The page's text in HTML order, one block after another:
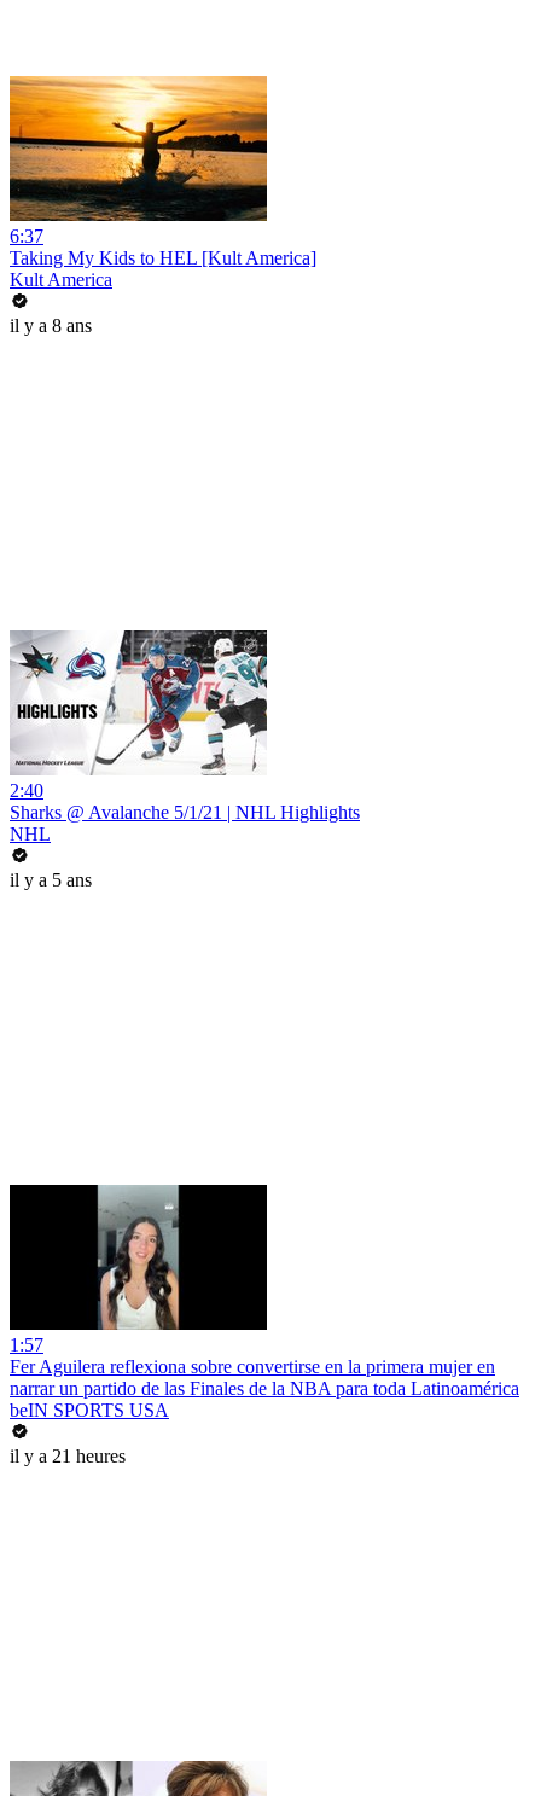
6:37
Taking My Kids to HEL [Kult America]
Kult America
il y a 8 ans
2:40
Sharks @ Avalanche 5/1/21 | NHL Highlights
NHL
il y a 5 ans
1:57
Fer Aguilera reflexiona sobre convertirse en la primera mujer en
narrar un partido de las Finales de la NBA para toda Latinoamérica
beIN SPORTS USA
il y a 21 heures